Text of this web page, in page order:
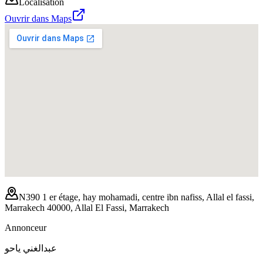
Ouvrir dans Maps
N390 1 er étage, hay mohamadi, centre ibn nafiss, Allal el fassi,
Marrakech 40000, Allal El Fassi, Marrakech
Annonceur
عبدالغني ياحو